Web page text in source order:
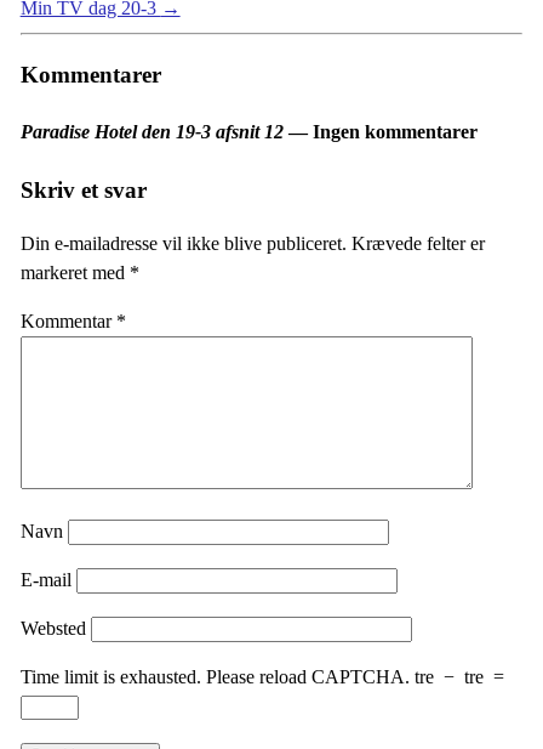
Min TV dag 20-3 →
Kommentarer
Paradise Hotel den 19-3 afsnit 12— Ingen kommentarer
Skriv et svar
Din e-mailadresse vil ikke blive publiceret. Krævede felter er
markeret med *
Kommentar *
Navn
E-mail
Websted
Time limit is exhausted. Please reload CAPTCHA. tre − tre =